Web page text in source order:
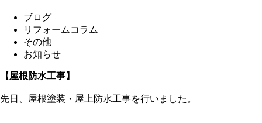
ブログ
リフォームコラム
その他
お知らせ
【屋根防水工事】
先日、屋根塗装・屋上防水工事を行いました。